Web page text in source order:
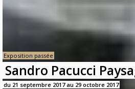
Exposition passée
Sandro Pacucci
du 21 septembre 2017 au 29 octobre 2017